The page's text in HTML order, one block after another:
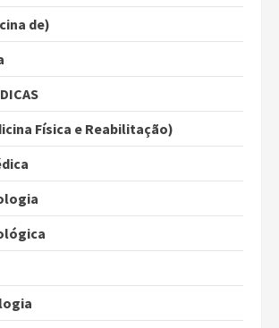
de)
Física e Reabilitação)